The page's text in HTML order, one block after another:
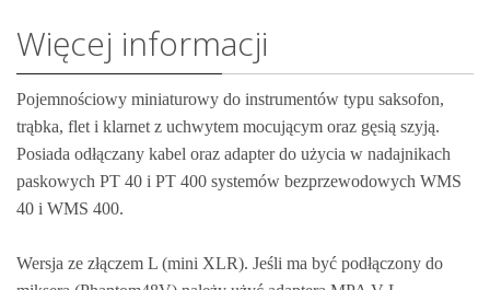
Więcej informacji
Pojemnościowy miniaturowy do instrumentów typu saksofon,
trąbka, flet i klarnet z uchwytem mocującym oraz gęsią szyją.
Posiada odłączany kabel oraz adapter do użycia w nadajnikach
paskowych PT 40 i PT 400 systemów bezprzewodowych WMS
40 i WMS 400.
Wersja ze złączem L (mini XLR). Jeśli ma być podłączony do